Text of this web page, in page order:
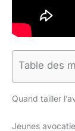
Table des
Quand tailler
Jeunes